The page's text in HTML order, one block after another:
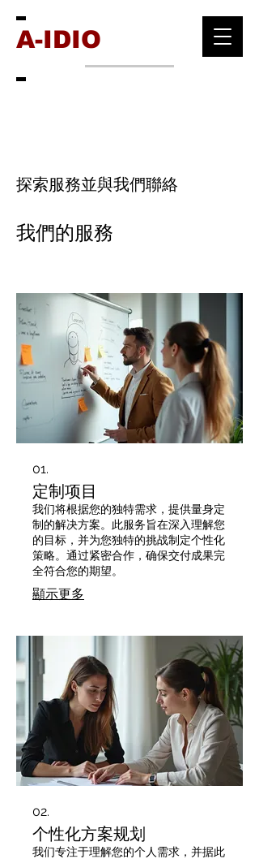
A-IDIO
探索服務並與我們聯絡
我們的服務
01.
定制项目
我们将根据您的独特需求，提供量身定
制的解决方案。此服务旨在深入理解您
的目标，并为您独特的挑战制定个性化
策略。通过紧密合作，确保交付成果完
全符合您的期望。
顯示更多
02.
个性化方案规划
我们专注于理解您的个人需求，并据此